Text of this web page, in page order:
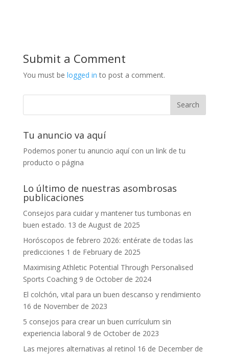
Submit a Comment
You must be logged in to post a comment.
Tu anuncio va aquí
Podemos poner tu anuncio aquí con un link de tu
producto o página
Lo último de nuestras asombrosas
publicaciones
Consejos para cuidar y mantener tus tumbonas en
buen estado. 13 de August de 2025
Horóscopos de febrero 2026: entérate de todas las
predicciones 1 de February de 2025
Maximising Athletic Potential Through Personalised
Sports Coaching 9 de October de 2024
El colchón, vital para un buen descanso y rendimiento
16 de November de 2023
5 consejos para crear un buen currículum sin
experiencia laboral 9 de October de 2023
Las mejores alternativas al retinol 16 de December de